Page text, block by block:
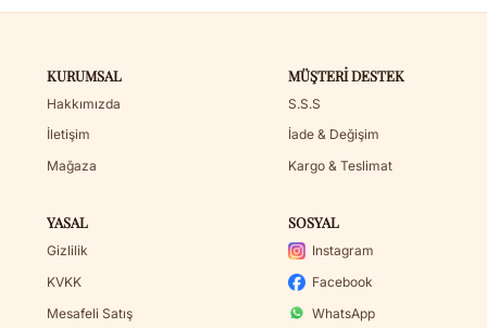
KURUMSAL
Hakkımızda
İletişim
Mağaza
MÜŞTERI DESTEK
S.S.S
İade & Değişim
Kargo & Teslimat
YASAL
Gizlilik
KVKK
Mesafeli Satış
SOSYAL
Instagram
Facebook
WhatsApp